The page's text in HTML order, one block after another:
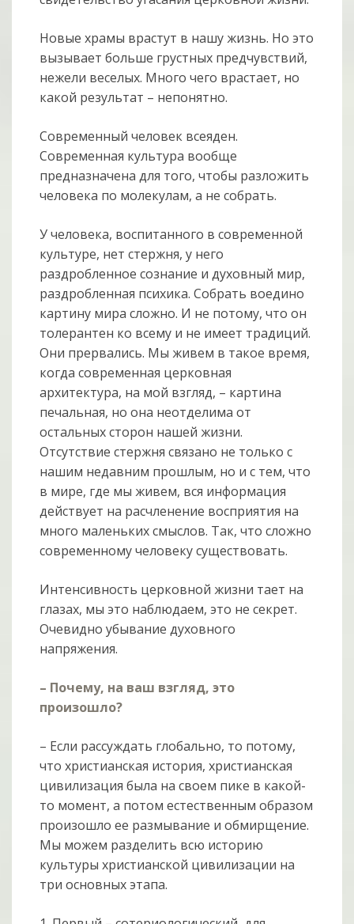
Новые храмы врастут в нашу жизнь. Но это
вызывает больше грустных предчувствий,
нежели веселых. Много чего врастает, но
какой результат – непонятно.
Современный человек всеяден.
Современная культура вообще
предназначена для того, чтобы разложить
человека по молекулам, а не собрать.
У человека, воспитанного в современной
культуре, нет стержня, у него
раздробленное сознание и духовный мир,
раздробленная психика. Собрать воедино
картину мира сложно. И не потому, что он
толерантен ко всему и не имеет традиций.
Они прервались. Мы живем в такое время,
когда современная церковная
архитектура, на мой взгляд, – картина
печальная, но она неотделима от
остальных сторон нашей жизни.
Отсутствие стержня связано не только с
нашим недавним прошлым, но и с тем, что
в мире, где мы живем, вся информация
действует на расчленение восприятия на
много маленьких смыслов. Так, что сложно
современному человеку существовать.
Интенсивность церковной жизни тает на
глазах, мы это наблюдаем, это не секрет.
Очевидно убывание духовного
напряжения.
– Почему, на ваш взгляд, это
произошло?
– Если рассуждать глобально, то потому,
что христианская история, христианская
цивилизация была на своем пике в какой-
то момент, а потом естественным образом
произошло ее размывание и обмирщение.
Мы можем разделить всю историю
культуры христианской цивилизации на
три основных этапа.